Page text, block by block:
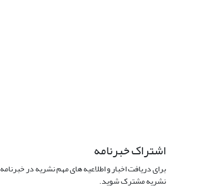
اشتراک خبرنامه
برای دریافت اخبار و اطلاعیه های مهم نشریه در خبرنامه
نشریه مشترک شوید.